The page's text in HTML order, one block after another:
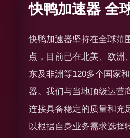
快鸭加速器 全
快鸭加速器坚持在全球范
点，目前已在北美、欧洲
东及非洲等120多个国家
器。我们与当地顶级运营
连接具备稳定的质量和充
以根据自身业务需求选择